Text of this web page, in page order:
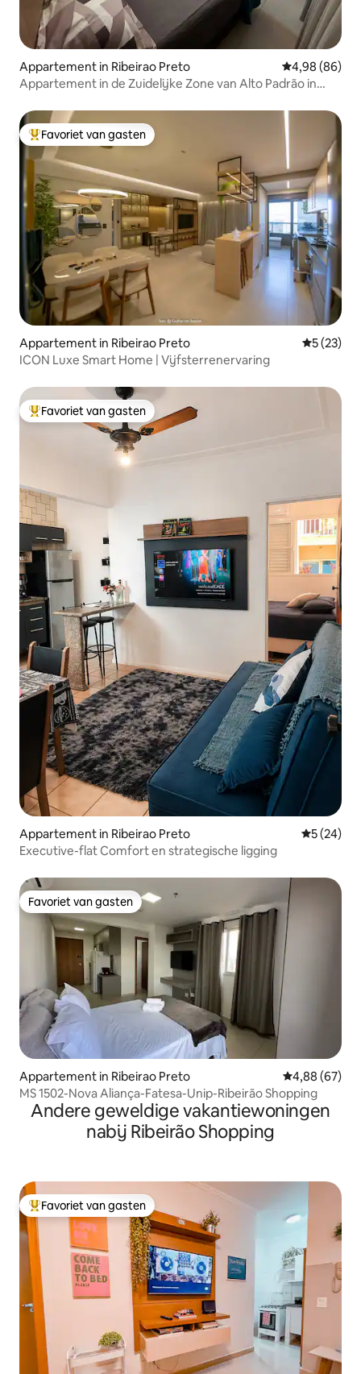
Appartement in Ribeirao Preto Gemiddelde
4,98 (86)
Appartement in de Zuidelijke Zone van Alto Padrão in
Topfavoriet van gasten
Favoriet van gasten
Appartement in Ribeirao Preto
5 (23)
ICON Luxe Smart Home | Vijfsterrenervaring
Topfavoriet van gasten
Favoriet van gasten
Appartement in Ribeirao Preto
5 (24)
Executive-flat Comfort en strategische ligging
Favoriet van gasten
Favoriet van gasten
Appartement in Ribeirao Preto Gemiddelde
4,88 (67)
MS 1502-Nova Aliança-Fatesa-Unip-Ribeirão Shopping
Andere geweldige vakantiewoningen
nabij Ribeirão Shopping
Topfavoriet van gasten
Favoriet van gasten